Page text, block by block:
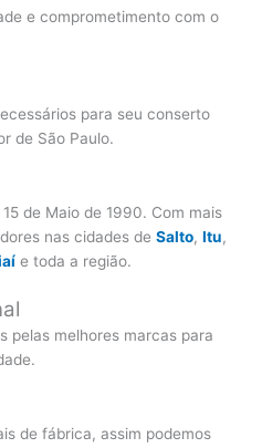
e comprometimento com o
para seu conserto
de São Paulo.
de Maio de 1990. Com mais
nas cidades deSalto,Itu,
e toda a região.
pelas melhores marcas para
de fábrica, assim podemos